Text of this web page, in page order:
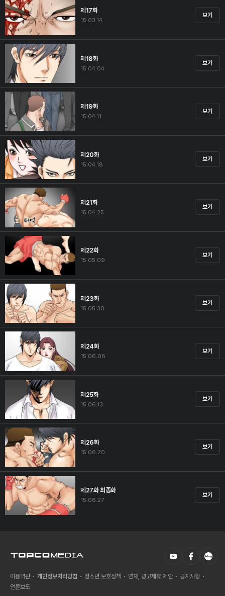
제17화
15.03.14
보기
제18화
15.04.04
보기
제19화
15.04.11
보기
제20화
15.04.18
보기
제21화
15.04.25
보기
제22화
15.05.09
보기
제23화
15.05.30
보기
제24화
15.06.06
보기
제25화
15.06.13
보기
제26화
15.06.20
보기
제27화 최종화
15.06.27
보기
이용약관 개인정보처리방침 청소년 보호정책 연재, 광고제휴 제안
공지사항
언론보도